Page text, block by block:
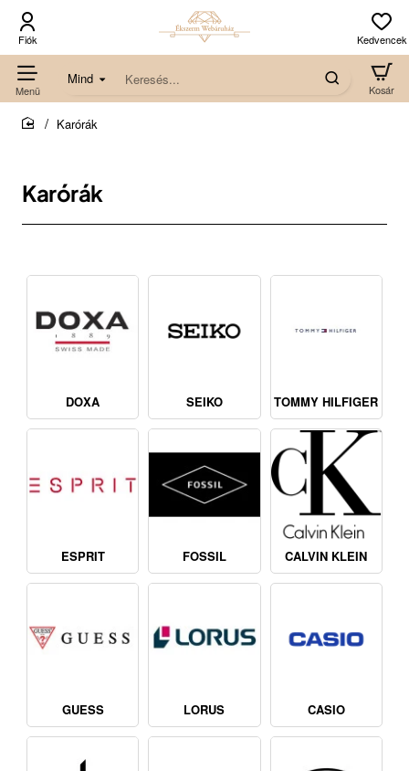
Mind
Keresés...
Karórák
Karórák
DOXA SEIKO TOMMY HILFIGER
ESPRIT FOSSIL CALVIN KLEIN
GUESS LORUS CASIO